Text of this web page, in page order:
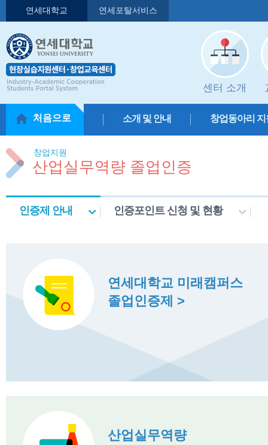
연세대학교 연세포탈서비스
센터 소개
처음으로 소개 및 안내 창업동아리 지
창업지원
산업실무역량 졸업인증
인증제 안내 인증포인트 신청 및 현황
연세대학교 미래캠퍼스
졸업인증제 >
산업실무역량